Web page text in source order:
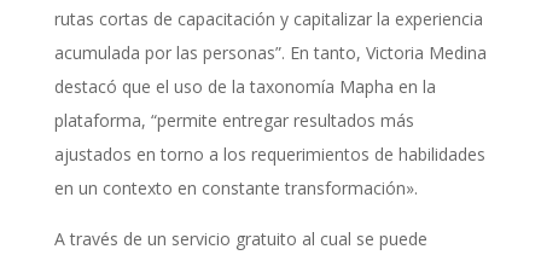
rutas cortas de capacitación y capitalizar la experiencia
acumulada por las personas”. En tanto, Victoria Medina
destacó que el uso de la taxonomía Mapha en la
plataforma, “permite entregar resultados más
ajustados en torno a los requerimientos de habilidades
en un contexto en constante transformación».
A través de un servicio gratuito al cual se puede